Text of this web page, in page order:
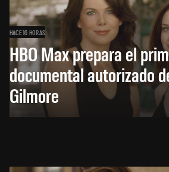
HACE 16 HORAS
HBO Max prepara el
documental autorizado
Gilmore